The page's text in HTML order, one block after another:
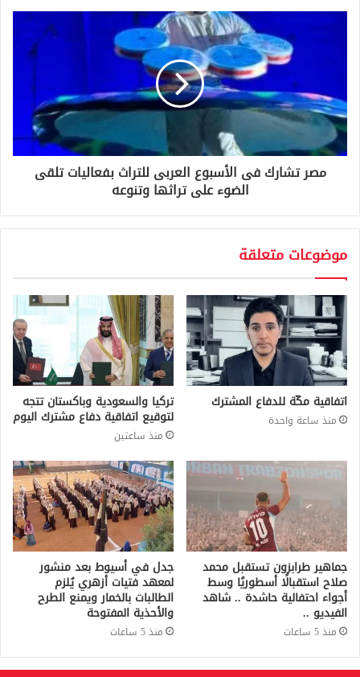
مصر تشارك فى الأسبوع العربى للتراث بفعاليات تلقى
الضوء على تراثها وتنوعه
موضوعات متعلقة
اتفاقية مكّة للدفاع المشترك
منذ ساعة واحدة
تركيا والسعودية وباكستان تتجه
لتوقيع اتفاقية دفاع مشترك اليوم
منذ ساعتين
جماهير طرابزون تستقبل محمد
صلاح استقبالًا أسطوريًا وسط
أجواء احتفالية حاشدة .. شاهد
الفيديو ..
منذ 5 ساعات
جدل في أسيوط بعد منشور
لمعهد فتيات أزهري يُلزم
الطالبات بالخمار ويمنع الطرح
والأحذية المفتوحة
منذ 5 ساعات